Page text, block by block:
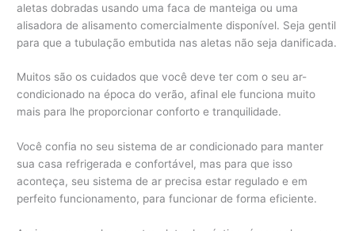
aletas dobradas usando uma faca de manteiga ou uma
alisadora de alisamento comercialmente disponível. Seja gentil
para que a tubulação embutida nas aletas não seja danificada.
Muitos são os cuidados que você deve ter com o seu ar-
condicionado na época do verão, afinal ele funciona muito
mais para lhe proporcionar conforto e tranquilidade.
Você confia no seu sistema de ar condicionado para manter
sua casa refrigerada e confortável, mas para que isso
aconteça, seu sistema de ar precisa estar regulado e em
perfeito funcionamento, para funcionar de forma eficiente.